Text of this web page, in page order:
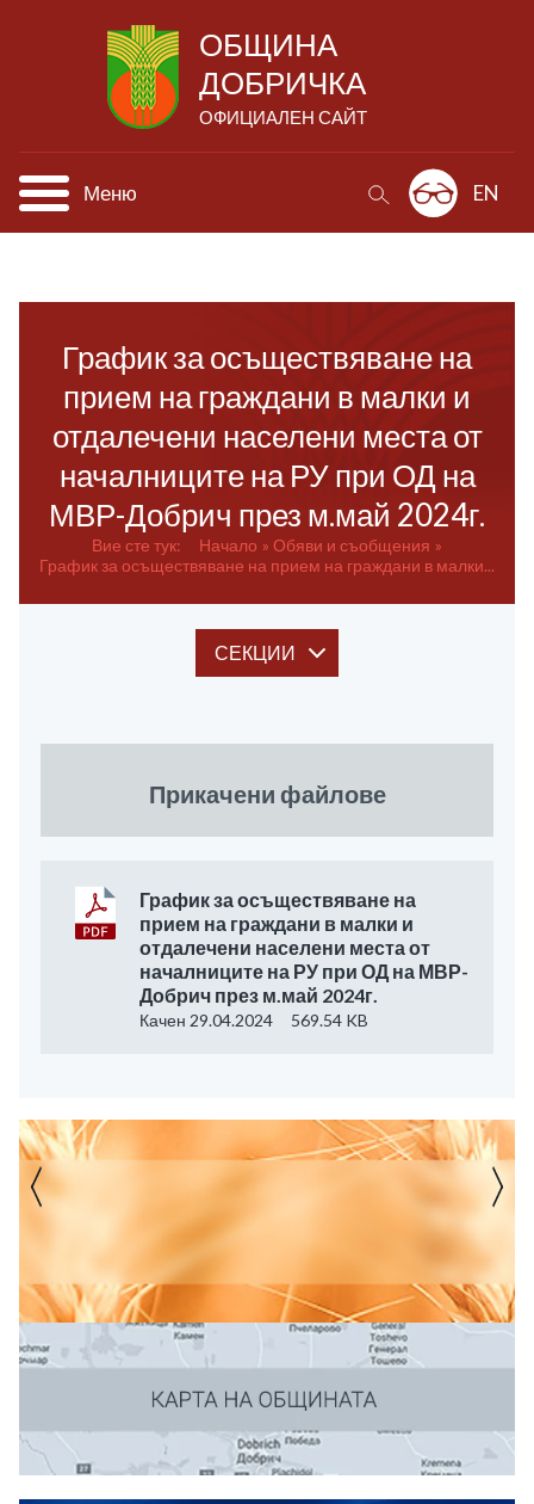
ОБЩИНА
ДОБРИЧКА
ОФИЦИАЛЕН САЙТ
Меню EN
График за осъществяване на
прием на граждани в малки и
отдалечени населени места от
началниците на РУ при ОД на
МВР-Добрич през м.май 2024г.
Вие сте тук: Начало
Обяви и съобщения
График за осъществяване на прием на граждани в малки...
СЕКЦИИ
Прикачени файлове
График за осъществяване на
прием на граждани в малки и
отдалечени населени места от
началниците на РУ при ОД на МВР-
Добрич през м.май 2024г.
Качен 29.04.2024 569.54 KB